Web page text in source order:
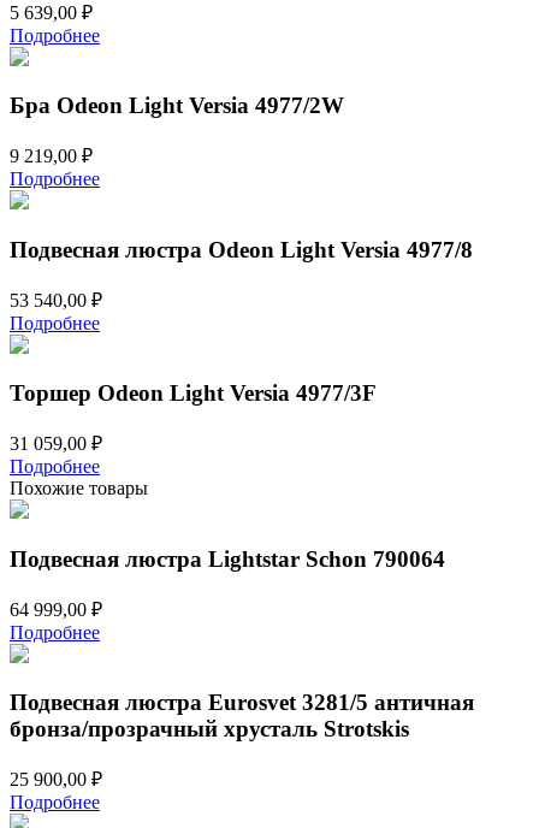
5 639,00 ₽
Подробнее
Бра Odeon Light Versia 4977/2W
9 219,00 ₽
Подробнее
Подвесная люстра Odeon Light Versia 4977/8
53 540,00 ₽
Подробнее
Торшер Odeon Light Versia 4977/3F
31 059,00 ₽
Подробнее
Похожие товары
Подвесная люстра Lightstar Schon 790064
64 999,00 ₽
Подробнее
Подвесная люстра Eurosvet 3281/5 античная
бронза/прозрачный хрусталь Strotskis
25 900,00 ₽
Подробнее